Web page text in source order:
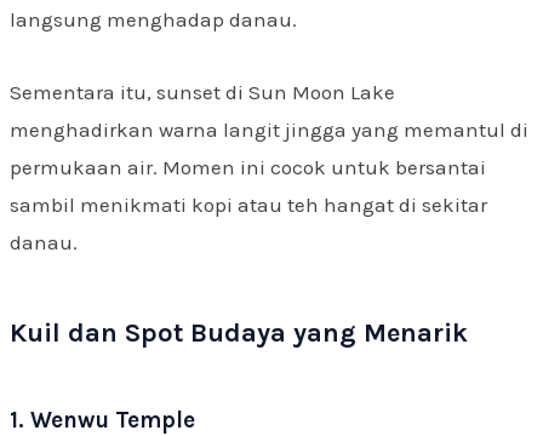
langsung menghadap danau.
Sementara itu, sunset di Sun Moon Lake
menghadirkan warna langit jingga yang memantul di
permukaan air. Momen ini cocok untuk bersantai
sambil menikmati kopi atau teh hangat di sekitar
danau.
Kuil dan Spot Budaya yang Menarik
1. Wenwu Temple